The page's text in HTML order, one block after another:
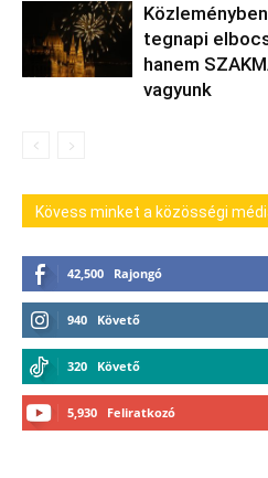
tegnapi
hanem
vagyunk
Kövess minket a közösségi
42,500 Rajongó
940 Követő
320 Követő
5,930 Feliratkozó